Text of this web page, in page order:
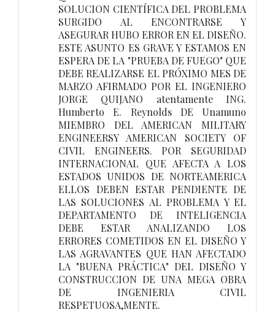
SOLUCION CIENTÍFICA DEL PROBLEMA
SURGIDO AL ENCONTRARSE Y
ASEGURAR HUBO ERROR EN EL DISEÑO.
ESTE ASUNTO ES GRAVE Y ESTAMOS EN
ESPERA DE LA "PRUEBA DE FUEGO" QUE
DEBE REALIZARSE EL PRÓXIMO MES DE
MARZO AFIRMADO POR EL INGENIERO
JORGE QUIJANO atentamente ING.
Humberto E. Reynolds DE Unamuno
MIEMBRO DEL AMERICAN MILITARY
ENGINEERSY AMERICAN SOCIETY OF
CIVIL ENGINEERS. POR SEGURIDAD
INTERNACIONAL QUE AFECTA A LOS
ESTADOS UNIDOS DE NORTEAMERICA
ELLOS DEBEN ESTAR PENDIENTE DE
LAS SOLUCIONES AL PROBLEMA Y EL
DEPARTAMENTO DE INTELIGENCIA
DEBE ESTAR ANALIZANDO LOS
ERRORES COMETIDOS EN EL DISEÑO Y
LAS AGRAVANTES QUE HAN AFECTADO
LA "BUENA PRÁCTICA" DEL DISEÑO Y
CONSTRUCCION DE UNA MEGA OBRA
DE INGENIERIA CIVIL
RESPETUOSA,MENTE.